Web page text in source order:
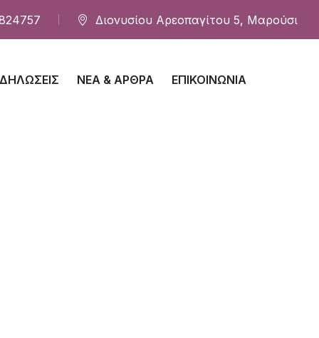
Διονυσίου Αρεοπαγίτου 5, Μαρούσι
ΝΈΑ & ΆΡΘΡΑ ΕΠΙΚΟΙΝΩΝΊΑ